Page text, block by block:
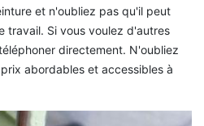
et n'oubliez pas qu'il peut
travail. Si vous voulez d'autres
directement. N'oubliez
abordables et accessibles à